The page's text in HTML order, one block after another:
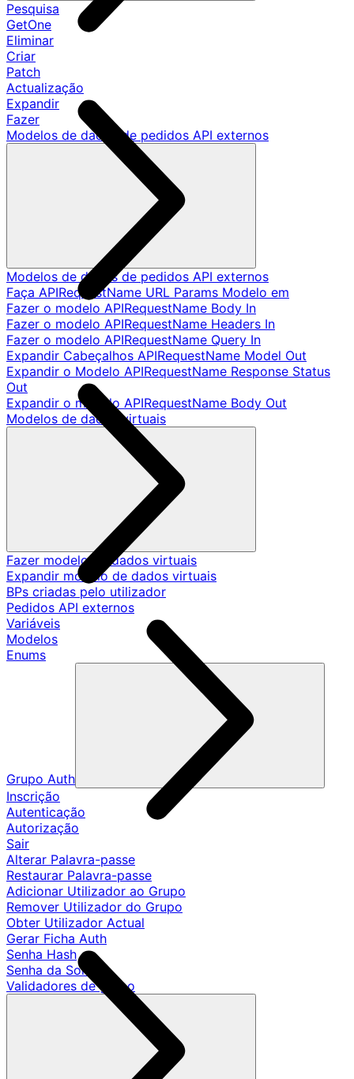
Pesquisa
GetOne
Eliminar
Criar
Patch
Actualização
Expandir
Fazer
Modelos de dados de pedidos API externos
Modelos de dados de pedidos API externos
Faça APIRequestName URL Params Modelo em
Fazer o modelo APIRequestName Body In
Fazer o modelo APIRequestName Headers In
Fazer o modelo APIRequestName Query In
Expandir Cabeçalhos APIRequestName Model Out
Expandir o Modelo APIRequestName Response Status
Out
Expandir o modelo APIRequestName Body Out
Modelos de dados virtuais
Fazer modelo de dados virtuais
Expandir modelo de dados virtuais
BPs criadas pelo utilizador
Pedidos API externos
Variáveis
Modelos
Enums
Grupo Auth
Inscrição
Autenticação
Autorização
Sair
Alterar Palavra-passe
Restaurar Palavra-passe
Adicionar Utilizador ao Grupo
Remover Utilizador do Grupo
Obter Utilizador Actual
Gerar Ficha Auth
Senha Hash
Senha da Sonda
Validadores de grupo